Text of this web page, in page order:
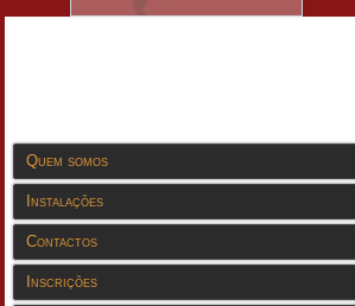
Quem somos
Instalações
Contactos
Inscrições